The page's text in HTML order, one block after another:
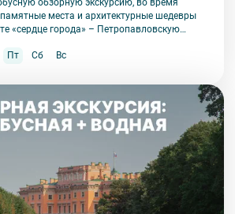
обзорную экскурсию, во время
места и архитектурные шедевры
«сердце города» – Петропавловскую
Пт Сб Вс